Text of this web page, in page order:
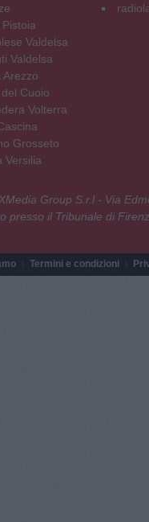
Valdelsa
Valdelsa
Arezzo
Cuoio
Volterra
Grosseto
Versilia
Group S.r.l - Via
presso il Tribunale di
Termini e condizioni